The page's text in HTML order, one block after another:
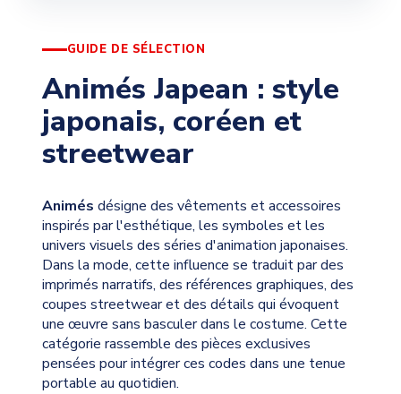
GUIDE DE SÉLECTION
Animés Japean : style
japonais, coréen et
streetwear
Animés désigne des vêtements et accessoires
inspirés par l'esthétique, les symboles et les
univers visuels des séries d'animation japonaises.
Dans la mode, cette influence se traduit par des
imprimés narratifs, des références graphiques, des
coupes streetwear et des détails qui évoquent
une œuvre sans basculer dans le costume. Cette
catégorie rassemble des pièces exclusives
pensées pour intégrer ces codes dans une tenue
portable au quotidien.